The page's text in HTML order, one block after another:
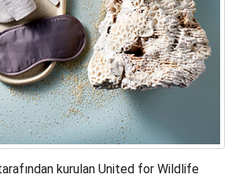
kurulan United for Wildlife